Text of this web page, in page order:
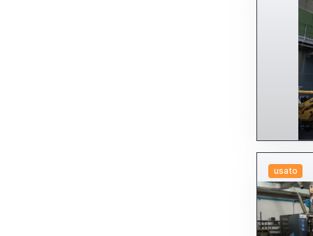
usato